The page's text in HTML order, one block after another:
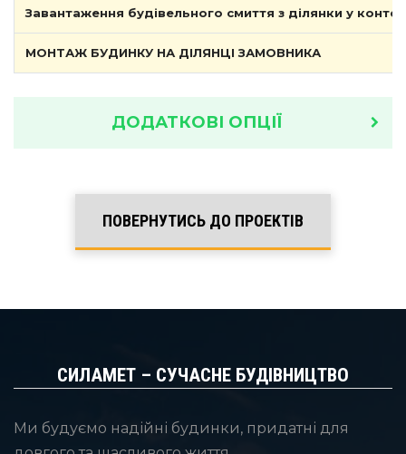
Завантаження будівельного смиття з ділянки у
МОНТАЖ БУДИНКУ НА ДІЛЯНЦІ ЗАМОВНИКА
ДОДАТКОВІ ОПЦІЇ
СИЛАМЕТ – СУЧАСНЕ БУДІВНИЦТВО
Ми будуємо надійні будинки, придатні для